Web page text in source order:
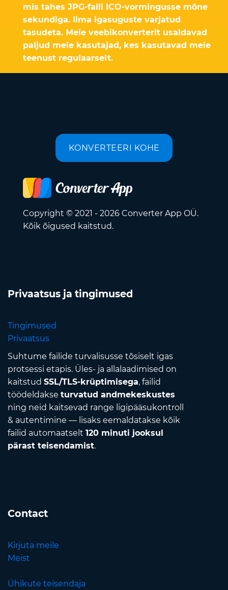
mis tahes JPG-faili ICO-vormingusse mõne
sekundiga. Ilma igasuguste varjatud
tasudeta. Meie veebikonverterit usaldavad
paljud meie kasutajad, kes kasutavad meie
teenust regulaarselt.
KONVERTEERI KOHE
Copyright © 2021 - 2026 Converter App OÜ.
Kõik õigused kaitstud.
Privaatsus ja tingimused
Tingimused
Privaatsus
Suhtume failide turvalisusse tõsiselt igas
protsessi etapis. Üles- ja allalaadimised on
kaitstud SSL/TLS-krüptimisega, failid
töödeldakse turvatud andmekeskustes
ning neid kaitsevad range ligipääsukontroll
& autentimine — lisaks eemaldatakse kõik
failid automaatselt 120 minuti jooksul
pärast teisendamist.
Contact
Kirjuta meile
Meist
Ühikute teisendaja